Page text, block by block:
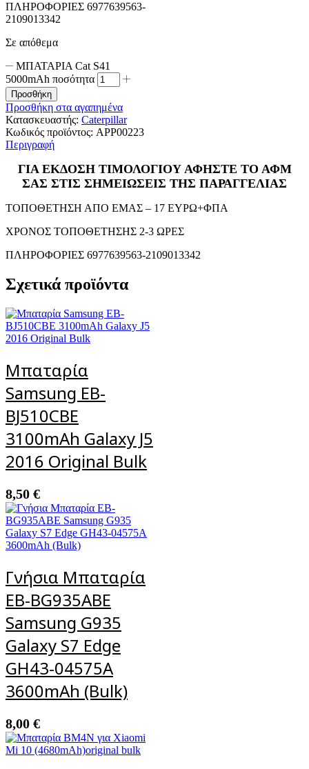
ΠΛΗΡΟΦΟΡΙΕΣ 6977639563-
2109013342
Σε απόθεμα
ΜΠΑΤΑΡΙΑ Cat S41
5000mAh ποσότητα
Προσθήκη
Προσθήκη στα αγαπημένα
Κατασκευαστής: Caterpillar
Κωδικός προϊόντος: APP00223
Περιγραφή
ΓΙΑ ΕΚΔΟΣΗ ΤΙΜΟΛΟΓΙΟΥ ΑΦΗΣΤΕ ΤΟ ΑΦΜ
ΣΑΣ ΣΤΙΣ ΣΗΜΕΙΩΣΕΙΣ ΤΗΣ ΠΑΡΑΓΓΕΛΙΑΣ
ΤΟΠΟΘΕΤΗΣΗ ΑΠΟ ΕΜΑΣ – 17 ΕΥΡΩ+ΦΠΑ
ΧΡΟΝΟΣ ΤΟΠΟΘΕΤΗΣΗΣ 2-3 ΩΡΕΣ
ΠΛΗΡΟΦΟΡΙΕΣ 6977639563-2109013342
Σχετικά προϊόντα
Μπαταρία
Samsung EB-
BJ510CBE
3100mAh Galaxy J5
2016 Original Bulk
8,50 €
Γνήσια Μπαταρία
EB-BG935ABE
Samsung G935
Galaxy S7 Edge
GH43-04575A
3600mAh (Bulk)
8,00 €